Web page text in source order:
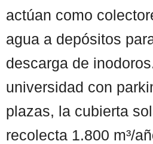
actúan como
agua a depósitos
descarga de
universidad con
plazas, la cubierta
recolecta 1.800 m³/